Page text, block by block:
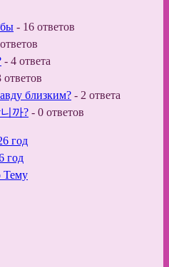
- 16 ответов
- 4 ответа
ответов
близким? - 2 ответа
까? - 0 ответов
год
год